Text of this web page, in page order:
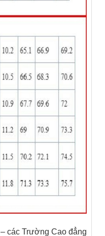
– các Trường Cao đẳng